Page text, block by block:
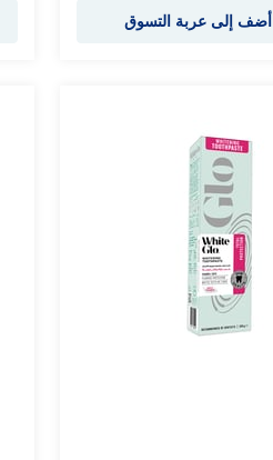
أضف إلى عربة التسوق